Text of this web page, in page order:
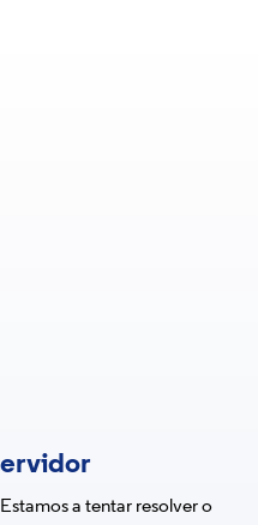
a tentar resolver o